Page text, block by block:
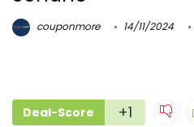
couponmore 14/11/2024
Deal-Score +1